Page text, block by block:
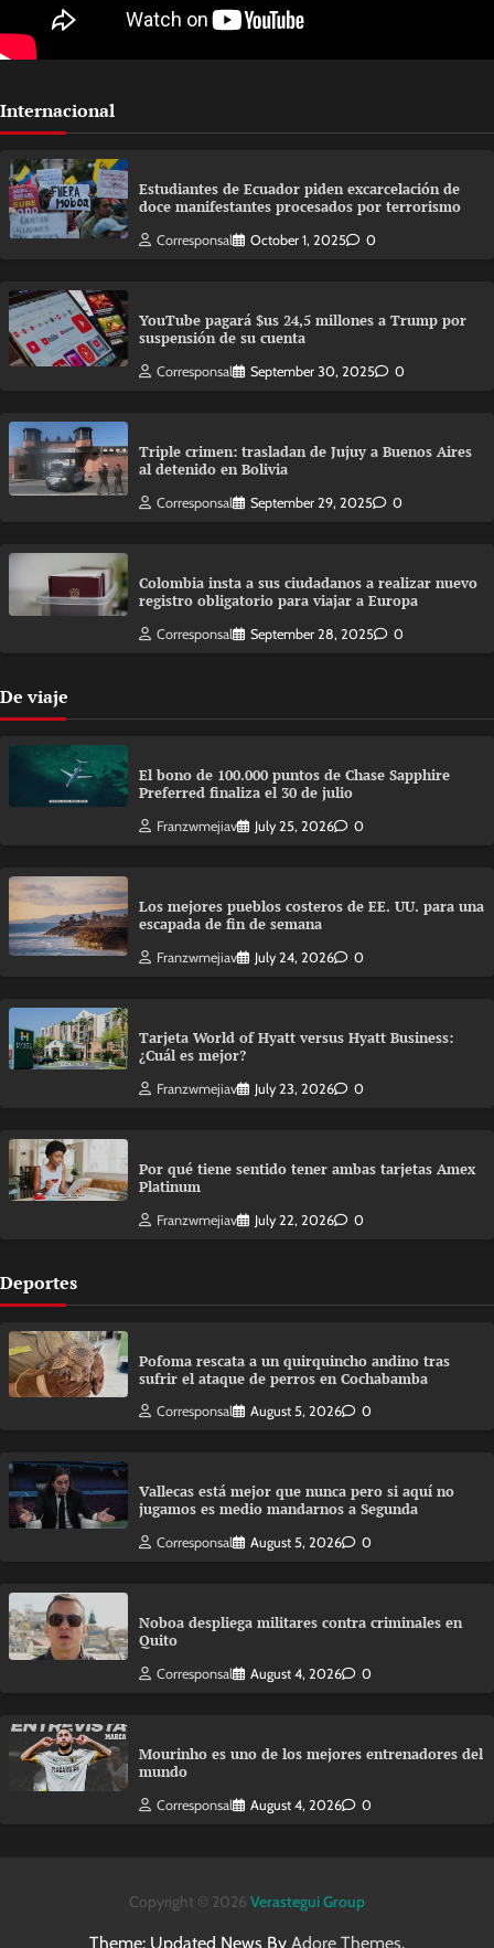
Internacional
Estudiantes de Ecuador piden excarcelación de
doce manifestantes procesados por terrorismo
Corresponsal October 1, 2025 0
YouTube pagará $us 24,5 millones a Trump por
suspensión de su cuenta
Corresponsal September 30, 2025 0
Triple crimen: trasladan de Jujuy a Buenos Aires
al detenido en Bolivia
Corresponsal September 29, 2025 0
Colombia insta a sus ciudadanos a realizar nuevo
registro obligatorio para viajar a Europa
Corresponsal September 28, 2025 0
De viaje
El bono de 100.000 puntos de Chase Sapphire
Preferred finaliza el 30 de julio
Franzwmejiav July 25, 2026 0
Los mejores pueblos costeros de EE. UU. para una
escapada de fin de semana
Franzwmejiav July 24, 2026 0
Tarjeta World of Hyatt versus Hyatt Business:
¿Cuál es mejor?
Franzwmejiav July 23, 2026 0
Por qué tiene sentido tener ambas tarjetas Amex
Platinum
Franzwmejiav July 22, 2026 0
Deportes
Pofoma rescata a un quirquincho andino tras
sufrir el ataque de perros en Cochabamba
Corresponsal August 5, 2026 0
Vallecas está mejor que nunca pero si aquí no
jugamos es medio mandarnos a Segunda
Corresponsal August 5, 2026 0
Noboa despliega militares contra criminales en
Quito
Corresponsal August 4, 2026 0
Mourinho es uno de los mejores entrenadores del
mundo
Corresponsal August 4, 2026 0
Copyright © 2026 Verastegui Group
Theme: Updated News By Adore Themes.